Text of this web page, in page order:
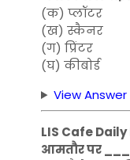
(क) प्लॉटर
(ख) स्कैनर
(ग) प्रिंटर
(घ) कीबोर्ड
View Answer
LIS Cafe Daily
आमतौर पर